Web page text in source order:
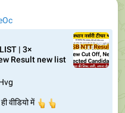
| 3×
Result new list
वीडियो में